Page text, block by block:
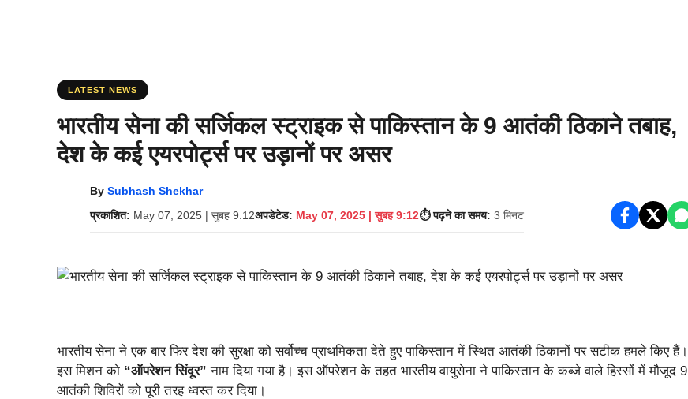
LATEST NEWS
भारतीय सेना की सर्जिकल स्ट्राइक से पाकिस्तान के 9 आतंकी ठिकाने तबाह,
देश के कई एयरपोर्ट्स पर उड़ानों पर असर
By Subhash Shekhar
प्रकाशित: May 07, 2025 | सुबह 9:12अपडेटेड: May 07, 2025 | सुबह 9:12⏱️ पढ़ने का समय: 3 मिनट
भारतीय सेना ने एक बार फिर देश की सुरक्षा को सर्वोच्च प्राथमिकता देते हुए पाकिस्तान में स्थित आतंकी ठिकानों पर सटीक हमले किए हैं।
इस मिशन को “ऑपरेशन सिंदूर” नाम दिया गया है। इस ऑपरेशन के तहत भारतीय वायुसेना ने पाकिस्तान के कब्जे वाले हिस्सों में मौजूद 9
आतंकी शिविरों को पूरी तरह ध्वस्त कर दिया।